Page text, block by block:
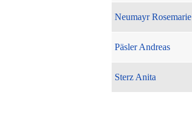
Neumayr Rosemarie
Päsler Andreas
Sterz Anita